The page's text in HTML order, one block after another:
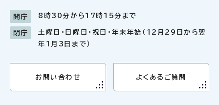
開庁 8時30分から17時15分まで
閉庁
土曜日・日曜日・祝日・年末年始（12月29日から翌
年1月3日まで）
お問い合わせ よくあるご質問